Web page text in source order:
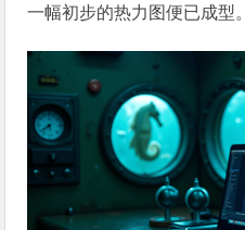
一幅初步的热力图便已成型。